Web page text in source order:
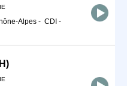
Alpes - CDI -